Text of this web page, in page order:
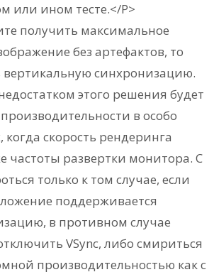
или ином тесте.</P>
получить максимальное
без артефактов, то
вертикальную синхронизацию.
этого решения будет
в особо
скорость рендеринга
частоты развертки монитора. С
только к том случае, если
поддерживается
в противном случае
VSync, либо смириться
производительностью как с